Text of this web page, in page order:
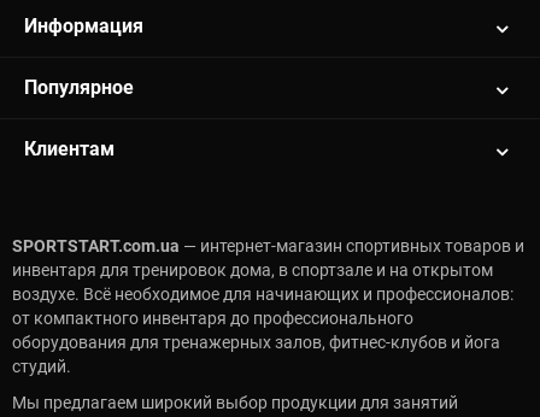
Информация
Популярное
Клиентам
SPORTSTART.com.ua — интернет-магазин спортивных товаров и
инвентаря для тренировок дома, в спортзале и на открытом
воздухе. Всё необходимое для начинающих и профессионалов:
от компактного инвентаря до профессионального
оборудования для тренажерных залов, фитнес-клубов и йога
студий.
Мы предлагаем широкий выбор продукции для занятий